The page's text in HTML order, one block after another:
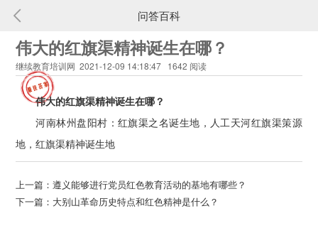
问答百科
伟大的红旗渠精神诞生在哪？
继续教育培训网 2021-12-09 14:18:47 1642 阅读
伟大的红旗渠精神诞生在哪？
河南林州盘阳村：红旗渠之名诞生地，人工天河红旗渠策源
地，红旗渠精神诞生地
上一篇：遵义能够进行党员红色教育活动的基地有哪些？
下一篇： 大别山革命历史特点和红色精神是什么？